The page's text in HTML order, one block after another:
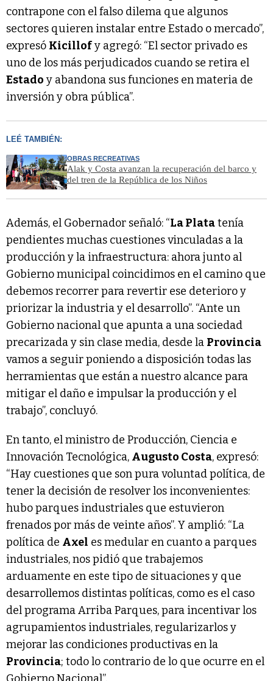
contrapone con el falso dilema que algunos
sectores quieren instalar entre Estado o mercado”,
expresó Kicillofy agregó: “El sector privado es
uno de los más perjudicados cuando se retira el
Estado y abandona sus funciones en materia de
inversión y obra pública”.
LEÉ TAMBIÉN:
OBRAS RECREATIVAS
Alak y Costa avanzan la recuperación del barco y
del tren de la República de los Niños
Además, el Gobernador señaló: “La Platatenía
pendientes muchas cuestiones vinculadas a la
producción y la infraestructura: ahora junto al
Gobierno municipal coincidimos en el camino que
debemos recorrer para revertir ese deterioro y
priorizar la industria y el desarrollo”. “Ante un
Gobierno nacional que apunta a una sociedad
precarizada y sin clase media, desde la Provincia
vamos a seguir poniendo a disposición todas las
herramientas que están a nuestro alcance para
mitigar el daño e impulsar la producción y el
trabajo”, concluyó.
En tanto, el ministro de Producción, Ciencia e
Innovación Tecnológica, Augusto Costa, expresó:
“Hay cuestiones que son pura voluntad política, de
tener la decisión de resolver los inconvenientes:
hubo parques industriales que estuvieron
frenados por más de veinte años”. Y amplió: “La
política de Axel es medular en cuanto a parques
industriales, nos pidió que trabajemos
arduamente en este tipo de situaciones y que
desarrollemos distintas políticas, como es el caso
del programa Arriba Parques, para incentivar los
agrupamientos industriales, regularizarlos y
mejorar las condiciones productivas en la
Provincia; todo lo contrario de lo que ocurre en el